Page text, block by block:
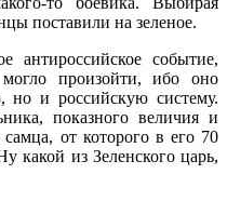
поставили на зеленое.
антироссийское событие,
могло произойти, ибо оно
но и российскую систему.
показного величия и
от которого в его 70
какой из Зеленского царь,